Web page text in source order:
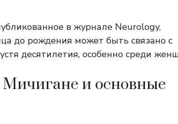
в журнале Neurology,
до рождения может быть связано с
десятилетия, особенно среди
Мичигане и основные